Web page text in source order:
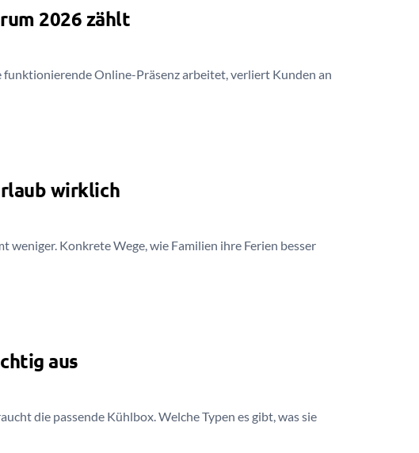
2026 zählt
Online-Präsenz arbeitet, verliert Kunden an
wirklich
Konkrete Wege, wie Familien ihre Ferien besser
aus
die passende Kühlbox. Welche Typen es gibt, was sie